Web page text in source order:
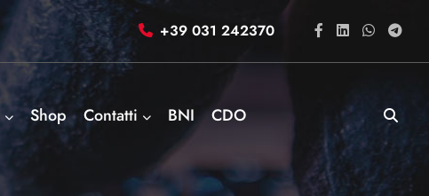
+39 031 242370
Shop Contatti BNI CDO